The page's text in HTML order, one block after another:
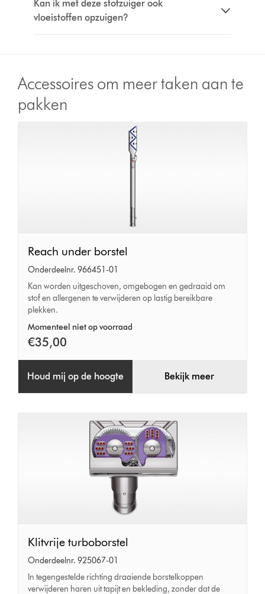
Kan ik met deze stofzuiger ook
vloeistoffen opzuigen?
Accessoires om meer taken aan te
pakken
Reach
under
borstel
Reach under borstel
Onderdeelnr. 966451-01
Kan worden uitgeschoven, omgebogen en gedraaid om
stof en allergenen te verwijderen op lastig bereikbare
plekken.
Momenteel niet op voorraad
€35,00
Houd mij op de hoogte Bekijk meer
Klitvrije
turboborstel
Klitvrije turboborstel
Onderdeelnr. 925067-01
In tegengestelde richting draaiende borstelkoppen
verwijderen haren uit tapijt en bekleding, zonder dat de